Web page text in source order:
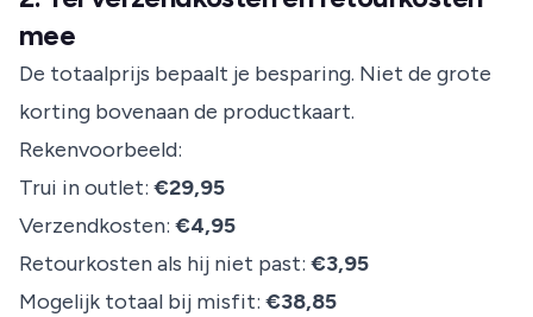
mee
De totaalprijs bepaalt je besparing. Niet de grote
korting bovenaan de productkaart.
Rekenvoorbeeld:
Trui in outlet: €29,95
Verzendkosten: €4,95
Retourkosten als hij niet past: €3,95
Mogelijk totaal bij misfit: €38,85